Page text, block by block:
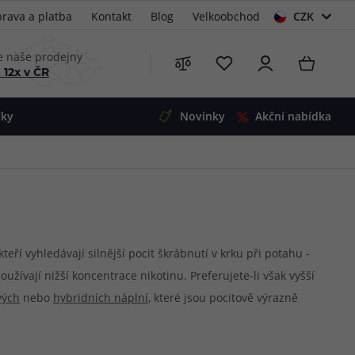
a platba Kontakt Blog Velkoobchod
CZK
naše prodejny
v ČR
Pro
V2
Novinky Akční nabídka
vyhledávají silnější pocit škrábnutí v krku při potahu -
nižší koncentrace nikotinu. Preferujete-li však vyšší
nebo hybridních náplní, které jsou pocitově výrazně